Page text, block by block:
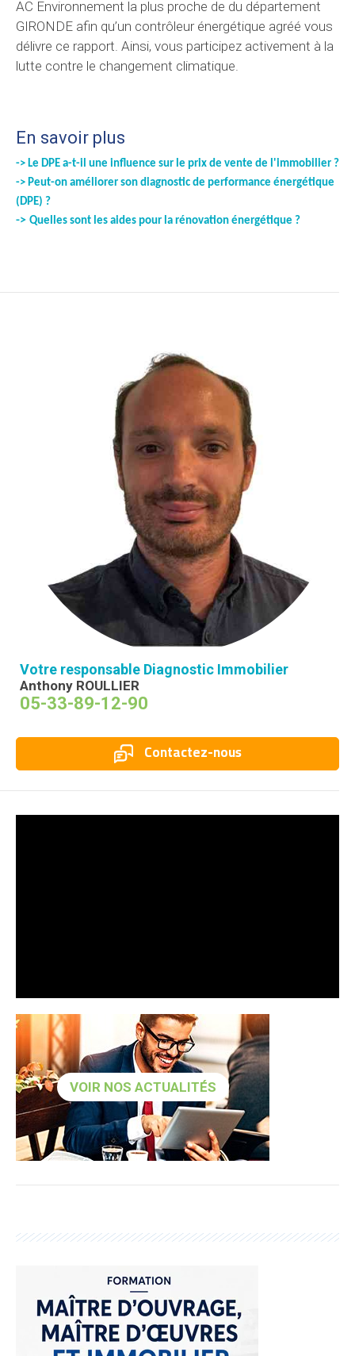
AC Environnement la plus proche de du département
GIRONDE afin qu’un contrôleur énergétique agréé vous
délivre ce rapport. Ainsi, vous participez activement à la
lutte contre le changement climatique.
En savoir plus
-> Le DPE a-t-il une influence sur le prix de vente de l'immobilier ?
-> Peut-on améliorer son diagnostic de performance énergétique
(DPE) ?
-> Quelles sont les aides pour la rénovation énergétique ?
Votre responsable Diagnostic Immobilier
Anthony ROULLIER
05-33-89-12-90
Contactez-nous
VOIR NOS ACTUALITÉS